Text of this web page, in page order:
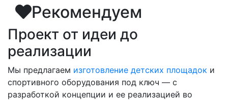
Рекомендуем
Проект от идеи до
реализации
Мы предлагаем изготовление детских площадок и
спортивного оборудования под ключ — с
разработкой концепции и ее реализацией во